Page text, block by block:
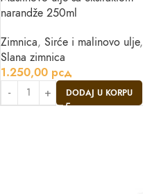
narandže 250ml
Zimnica, Sirće i malinovo ulje,
Slana zimnica
1.250,00 рсд
DODAJ U KORPU